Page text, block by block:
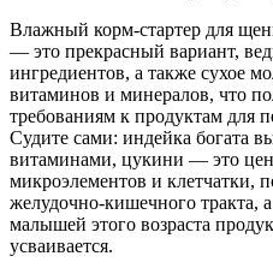
Влажный корм-стартер для
— это прекрасный вариант,
ингредиентов, а также сухое
витаминов и минералов, что
требованиям к продуктам для
Судите сами: индейка богата
витаминами, цукини — это
микроэлементов и клетчатки,
желудочно-кишечного тракта,
малышей этого возраста
усваивается.